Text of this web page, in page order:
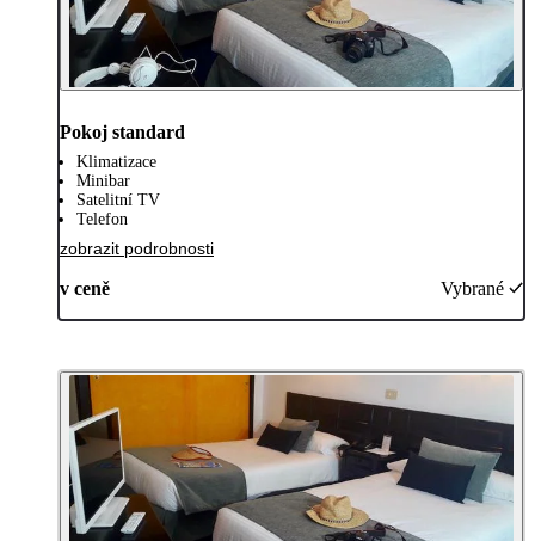
Pokoj standard
Klimatizace
Minibar
Satelitní TV
Telefon
zobrazit podrobnosti
v ceně Vybrané